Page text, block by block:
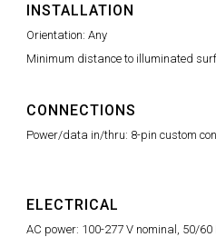
INSTALLATION
Orientation: Any
Minimum distance to illuminated
CONNECTIONS
Power/data in/thru: 8-pin custom
ELECTRICAL
AC power: 100-277 V nominal, 50/60